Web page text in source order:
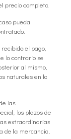
precio completo.
pueda
el pago,
lo contrario se
al mismo,
naturales en la
las
los plazos de
extraordinarias
de la mercancía.